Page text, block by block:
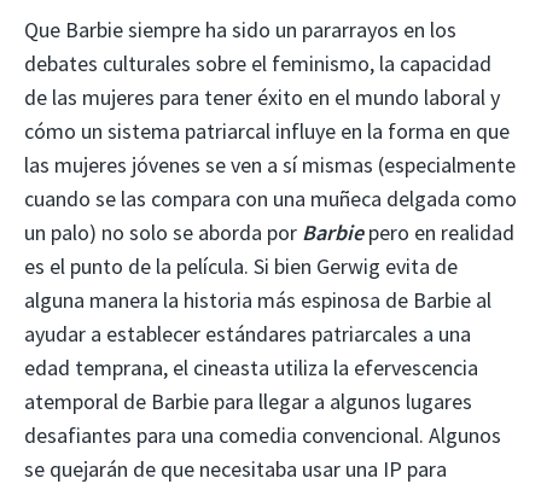
Que Barbie siempre ha sido un pararrayos en los
debates culturales sobre el feminismo, la capacidad
de las mujeres para tener éxito en el mundo laboral y
cómo un sistema patriarcal influye en la forma en que
las mujeres jóvenes se ven a sí mismas (especialmente
cuando se las compara con una muñeca delgada como
un palo) no solo se aborda por Barbiepero en realidad
es el punto de la película. Si bien Gerwig evita de
alguna manera la historia más espinosa de Barbie al
ayudar a establecer estándares patriarcales a una
edad temprana, el cineasta utiliza la efervescencia
atemporal de Barbie para llegar a algunos lugares
desafiantes para una comedia convencional. Algunos
se quejarán de que necesitaba usar una IP para